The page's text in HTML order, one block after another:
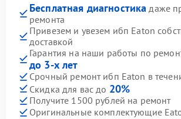
Бесплатная диагностика даже
ремонта
Привезем и увезем ибп Eaton
доставкой
Гарантия на наши работы по
до 3-х лет
Срочный ремонт ибп Eaton в
Скидка для вас до 20%
Получите 1500 рублей на ремонт
Оригинальные комплектующие